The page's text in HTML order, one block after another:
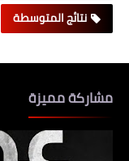
نتائج المتوسطة
مشاركة مميزة